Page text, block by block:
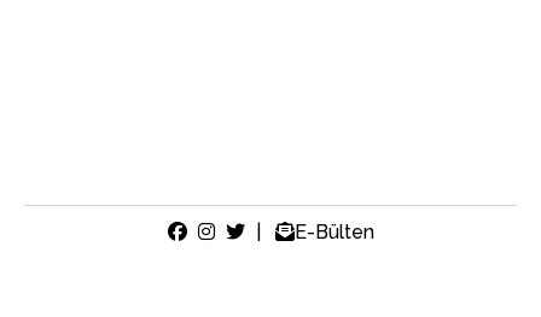
E-Bülten